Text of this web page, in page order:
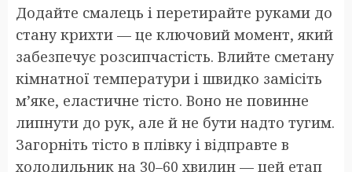
Додайте смалець і перетирайте руками до
стану крихти — це ключовий момент, який
забезпечує розсипчастість. Влийте сметану
кімнатної температури і швидко замісіть
м’яке, еластичне тісто. Воно не повинне
липнути до рук, але й не бути надто тугим.
Загорніть тісто в плівку і відправте в
холодильник на 30–60 хвилин — цей етап